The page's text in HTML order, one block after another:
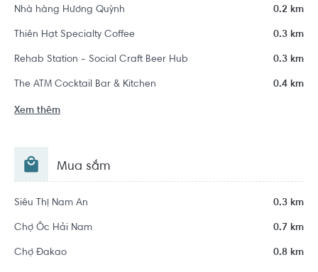
Nhà hàng Hương Quỳnh 0.2 km
Thiên Hạt Specialty Coffee 0.3 km
Rehab Station - Social Craft Beer Hub 0.3 km
The ATM Cocktail Bar & Kitchen 0.4 km
Xem thêm
Mua sắm
Siêu Thị Nam An 0.3 km
Chợ Ốc Hải Nam 0.7 km
Chợ Đakao 0.8 km